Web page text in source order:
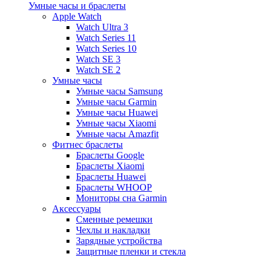
Умные часы и браслеты
Apple Watch
Watch Ultra 3
Watch Series 11
Watch Series 10
Watch SE 3
Watch SE 2
Умные часы
Умные часы Samsung
Умные часы Garmin
Умные часы Huawei
Умные часы Xiaomi
Умные часы Amazfit
Фитнес браслеты
Браслеты Google
Браслеты Xiaomi
Браслеты Huawei
Браслеты WHOOP
Мониторы сна Garmin
Аксессуары
Сменные ремешки
Чехлы и накладки
Зарядные устройства
Защитные пленки и стекла